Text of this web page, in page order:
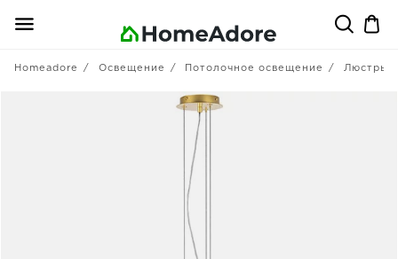
Homeadore Освещение Потолочное освещение Люстры